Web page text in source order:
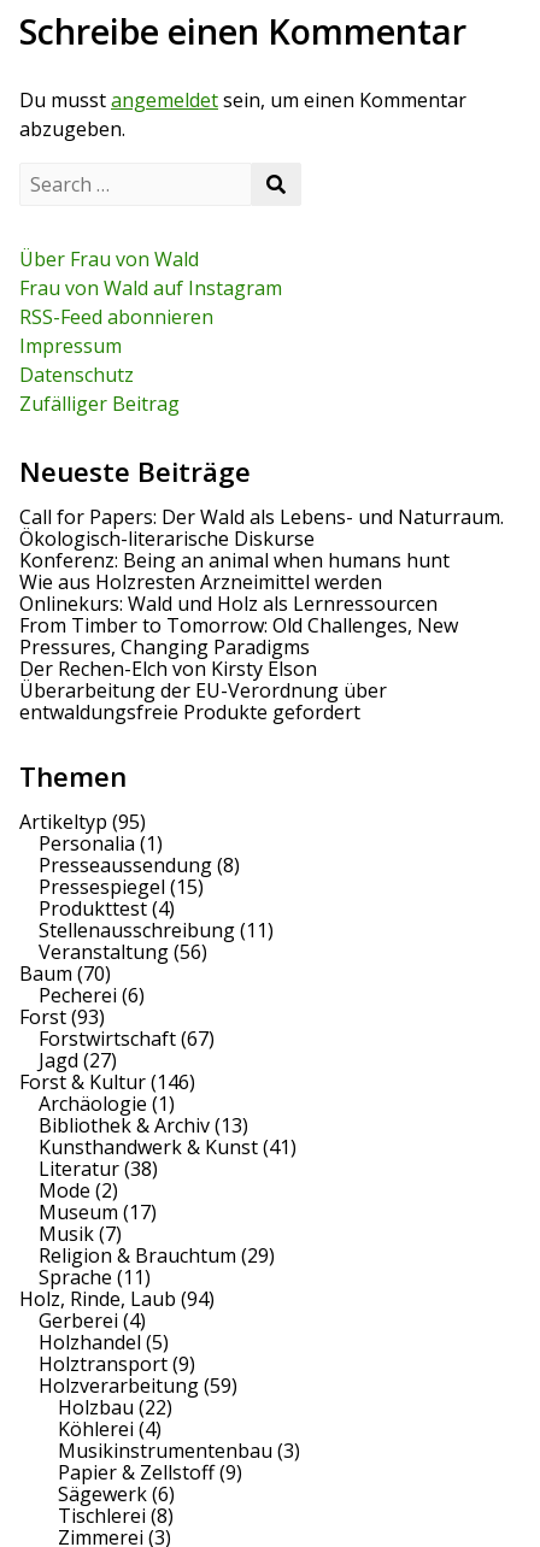
t
r
a
g
s
n
a
v
i
g
a
t
i
o
n
o
u
o
s
t
t
p
t
Schreibe einen Kommentar
Du musstangemeldetsein, um einen Kommentar
abzugeben.
c
h
f
o
r
:
Über Frau von Wald
Frau von Wald auf Instagram
RSS-Feed abonnieren
Impressum
Datenschutz
Zufälliger Beitrag
Neueste Beiträge
Call for Papers: Der Wald als Lebens- und Naturraum.
Ökologisch-literarische Diskurse
Konferenz: Being an animal when humans hunt
Wie aus Holzresten Arzneimittel werden
Onlinekurs: Wald und Holz als Lernressourcen
From Timber to Tomorrow: Old Challenges, New
Pressures, Changing Paradigms
Der Rechen-Elch von Kirsty Elson
Überarbeitung der EU-Verordnung über
entwaldungsfreie Produkte gefordert
Themen
Artikeltyp (95)
Personalia (1)
Presseaussendung(8)
Pressespiegel (15)
Produkttest(4)
Stellenausschreibung(11)
Veranstaltung(56)
Baum (70)
Pecherei (6)
Forst(93)
Forstwirtschaft(67)
Jagd (27)
Forst & Kultur(146)
Archäologie (1)
Bibliothek & Archiv(13)
Kunsthandwerk & Kunst(41)
Literatur(38)
Mode (2)
Museum (17)
Musik(7)
Religion & Brauchtum (29)
Sprache (11)
Holz, Rinde, Laub (94)
Gerberei (4)
Holzhandel (5)
Holztransport(9)
Holzverarbeitung(59)
Holzbau (22)
Köhlerei (4)
Musikinstrumentenbau (3)
Papier & Zellstoff(9)
Sägewerk(6)
Tischlerei (8)
Zimmerei (3)